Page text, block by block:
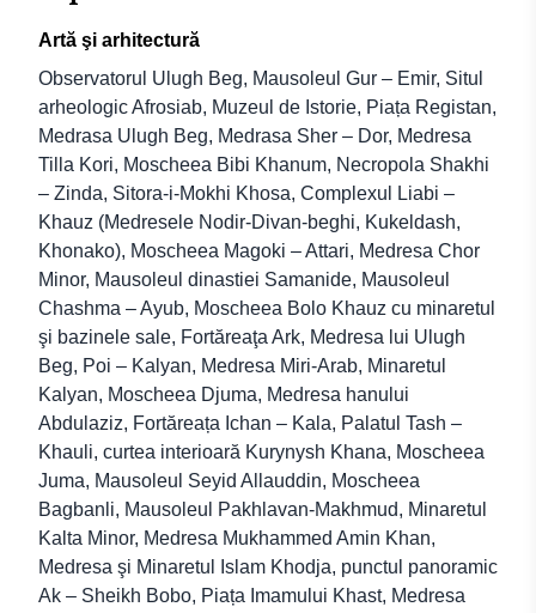
Artă şi arhitectură
Observatorul Ulugh Beg, Mausoleul Gur – Emir, Situl
arheologic Afrosiab, Muzeul de Istorie, Piața Registan,
Medrasa Ulugh Beg, Medrasa Sher – Dor, Medresa
Tilla Kori, Moscheea Bibi Khanum, Necropola Shakhi
– Zinda, Sitora-i-Mokhi Khosa, Complexul Liabi –
Khauz (Medresele Nodir-Divan-beghi, Kukeldash,
Khonako), Moscheea Magoki – Attari, Medresa Chor
Minor, Mausoleul dinastiei Samanide, Mausoleul
Chashma – Ayub, Moscheea Bolo Khauz cu minaretul
şi bazinele sale, Fortăreaţa Ark, Medresa lui Ulugh
Beg, Poi – Kalyan, Medresa Miri-Arab, Minaretul
Kalyan, Moscheea Djuma, Medresa hanului
Abdulaziz, Fortăreața Ichan – Kala, Palatul Tash –
Khauli, curtea interioară Kurynysh Khana, Moscheea
Juma, Mausoleul Seyid Allauddin, Moscheea
Bagbanli, Mausoleul Pakhlavan-Makhmud, Minaretul
Kalta Minor, Medresa Mukhammed Amin Khan,
Medresa şi Minaretul Islam Khodja, punctul panoramic
Ak – Sheikh Bobo, Piața Imamului Khast, Medresa